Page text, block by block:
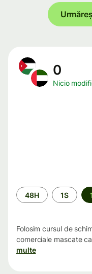
0
Nicio
Perioada
48H 1S
Folosim cursul de
comerciale mascate
multe